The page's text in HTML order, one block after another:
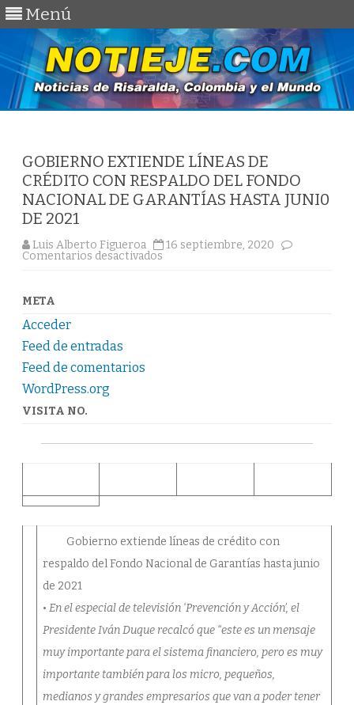
Menú
GOBIERNO EXTIENDE LÍNEAS DE
CRÉDITO CON RESPALDO DEL FONDO
NACIONAL DE GARANTÍAS HASTA JUNI0
DE 2021
Luis Alberto Figueroa
16 septiembre, 2020
Comentarios desactivados
META
Acceder
Feed de entradas
Feed de comentarios
WordPress.org
VISITA NO.
Gobierno extiende líneas de crédito con
respaldo del Fondo Nacional de Garantías hasta junio
de 2021
• En el especial de televisión ‘Prevención y Acción’, el
Presidente Iván Duque recalcó que “este es un mensaje
muy importante para el sistema financiero, pero es muy
importante también para los micro, pequeños,
medianos y grandes empresarios que van a poder tener